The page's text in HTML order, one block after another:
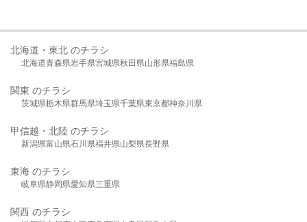
北海道・東北 のチラシ
北海道青森県岩手県宮城県秋田県山形県福島県
関東 のチラシ
茨城県栃木県群馬県埼玉県千葉県東京都神奈川県
甲信越・北陸 のチラシ
新潟県富山県石川県福井県山梨県長野県
東海 のチラシ
岐阜県静岡県愛知県三重県
関西 のチラシ